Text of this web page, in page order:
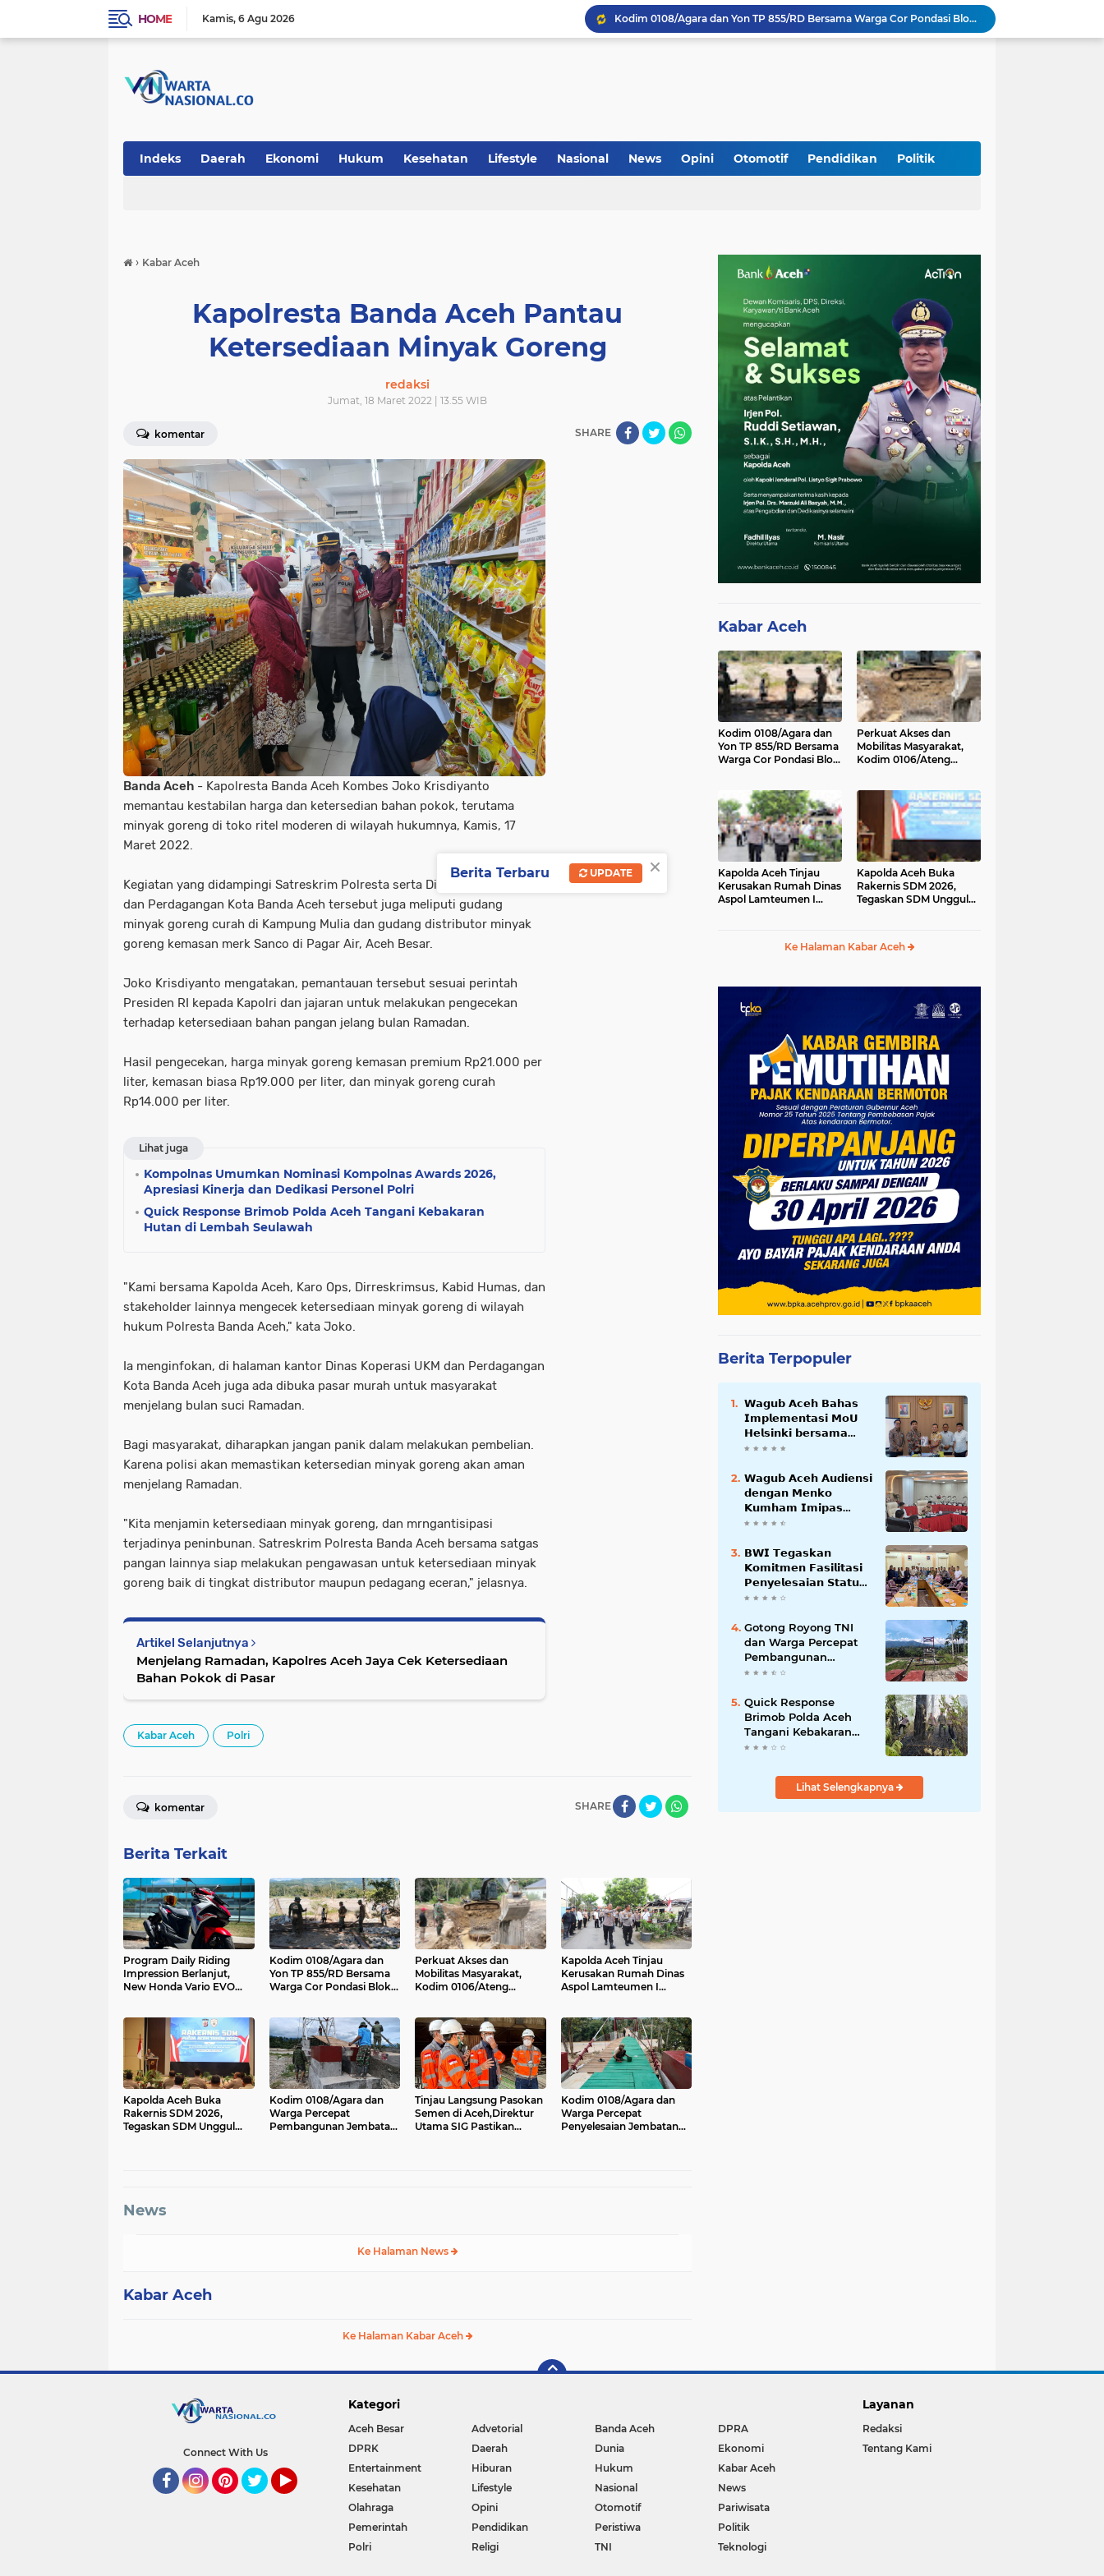
HOME Kamis 6 Agu 2026
Kodim 0108/Agara dan Yon TP 855/RD Bersama Warga Cor Pondasi Blok Angkur Jembatan Gantung di Ds. Lawe Ger Ger, Aceh Tenggara
Perkuat Akses dan Mobilitas Masyarakat, Kodim 0106/Ateng Dukung Pembangunan Jembatan Beton di Rusip Antara, Aceh Tengah
Babinsa Hadiri Rembuk Stunting, Perkuat Sinergi Wujudkan Generasi Sehat di Kuta Malaka
Indeks Daerah Ekonomi Hukum Kesehatan Lifestyle Nasional News Opini Otomotif Pendidikan Politik
› Kabar Aceh
Kapolresta Banda Aceh Pantau
Ketersediaan Minyak Goreng
redaksi
Jumat, 18 Maret 2022 | 13.55 WIB
komentar SHARE
Banda Aceh - Kapolresta Banda Aceh Kombes Joko Krisdiyanto
memantau kestabilan harga dan ketersedian bahan pokok, terutama
minyak goreng di toko ritel moderen di wilayah hukumnya, Kamis, 17
Maret 2022.
Kegiatan yang didampingi Satreskrim Polresta serta Dinas Koperasi UKM
dan Perdagangan Kota Banda Aceh tersebut juga meliputi gudang
minyak goreng curah di Kampung Mulia dan gudang distributor minyak
goreng kemasan merk Sanco di Pagar Air, Aceh Besar.
Joko Krisdiyanto mengatakan, pemantauan tersebut sesuai perintah
Presiden RI kepada Kapolri dan jajaran untuk melakukan pengecekan
terhadap ketersediaan bahan pangan jelang bulan Ramadan.
Hasil pengecekan, harga minyak goreng kemasan premium Rp21.000 per
liter, kemasan biasa Rp19.000 per liter, dan minyak goreng curah
Rp14.000 per liter.
Lihat juga
Kompolnas Umumkan Nominasi Kompolnas Awards 2026,
Apresiasi Kinerja dan Dedikasi Personel Polri
Quick Response Brimob Polda Aceh Tangani Kebakaran
Hutan di Lembah Seulawah
"Kami bersama Kapolda Aceh, Karo Ops, Dirreskrimsus, Kabid Humas, dan
stakeholder lainnya mengecek ketersediaan minyak goreng di wilayah
hukum Polresta Banda Aceh," kata Joko.
Ia menginfokan, di halaman kantor Dinas Koperasi UKM dan Perdagangan
Kota Banda Aceh juga ada dibuka pasar murah untuk masyarakat
menjelang bulan suci Ramadan.
Bagi masyarakat, diharapkan jangan panik dalam melakukan pembelian.
Karena polisi akan memastikan ketersedian minyak goreng akan aman
menjelang Ramadan.
"Kita menjamin ketersediaan minyak goreng, dan mrngantisipasi
terjadinya peninbunan. Satreskrim Polresta Banda Aceh bersama satgas
pangan lainnya siap melakukan pengawasan untuk ketersediaan minyak
goreng baik di tingkat distributor maupun pedagang eceran," jelasnya.
Artikel Selanjutnya
Menjelang Ramadan, Kapolres Aceh Jaya Cek Ketersediaan
Bahan Pokok di Pasar
Kabar Aceh Polri
SHARE
komentar
Berita Terkait
Program Daily Riding
Impression Berlanjut,
New Honda Vario EVO
Kodim 0108/Agara dan
Yon TP 855/RD Bersama
Warga Cor Pondasi Blok
Ger, Aceh Tenggara
Perkuat Akses dan
Mobilitas Masyarakat,
Kodim 0106/Ateng
Antara, Aceh Tengah
Kapolda Aceh Tinjau
Kerusakan Rumah Dinas
Aspol Lamteumen I
Kapolda Aceh Buka
Rakernis SDM 2026,
Tegaskan SDM Unggul
Kodim 0108/Agara dan
Warga Percepat
Pembangunan Jembatan
Tinjau Langsung Pasokan
Semen di Aceh,Direktur
Utama SIG Pastikan
Kodim 0108/Agara dan
Warga Percepat
Penyelesaian Jembatan
News
Ke Halaman News
Kabar Aceh
Ke Halaman Kabar Aceh
Kabar Aceh
Kodim 0108/Agara dan
Yon TP 855/RD Bersama
Warga Cor Pondasi Blok
Ger, Aceh Tenggara
Perkuat Akses dan
Mobilitas Masyarakat,
Kodim 0106/Ateng
Rusip Antara, Aceh
Tengah
Kapolda Aceh Tinjau
Kerusakan Rumah Dinas
Aspol Lamteumen I
Kapolda Aceh Buka
Rakernis SDM 2026,
Tegaskan SDM Unggul
Ke Halaman Kabar Aceh
Berita Terpopuler
𝗪𝗮𝗴𝘂𝗯 𝗔𝗰𝗲𝗵 𝗕𝗮𝗵𝗮𝘀
𝗜𝗺𝗽𝗹𝗲𝗺𝗲𝗻𝘁𝗮𝘀𝗶 𝗠𝗼𝗨
𝗛𝗲𝗹𝘀𝗶𝗻𝗸𝗶 𝗯𝗲𝗿𝘀𝗮𝗺𝗮
𝗦𝗲𝗸𝗿𝗲𝘁𝗮𝗿𝗶𝗮𝘁 𝗡𝗲𝗴𝗮𝗿𝗮
𝗪𝗮𝗴𝘂𝗯 𝗔𝗰𝗲𝗵 𝗔𝘂𝗱𝗶𝗲𝗻𝘀𝗶
𝗱𝗲𝗻𝗴𝗮𝗻 𝗠𝗲𝗻𝗸𝗼
𝗞𝘂𝗺𝗵𝗮𝗺 𝗜𝗺𝗶𝗽𝗮𝘀
𝗧𝗲𝗿𝗸𝗮𝗶𝘁 𝗦𝘁𝗮𝘁𝘂𝘀 𝗪𝗮𝗸𝗮𝗳
𝗕𝗪𝗜 𝗧𝗲𝗴𝗮𝘀𝗸𝗮𝗻
𝗞𝗼𝗺𝗶𝘁𝗺𝗲𝗻 𝗙𝗮𝘀𝗶𝗹𝗶𝘁𝗮𝘀𝗶
𝗣𝗲𝗻𝘆𝗲𝗹𝗲𝘀𝗮𝗶𝗮𝗻 𝗦𝘁𝗮𝘁𝘂𝘀
𝗪𝗮𝗸𝗮𝗳 𝗕𝗹𝗮𝗻𝗴 𝗣𝗮𝗱𝗮𝗻𝗴
Gotong Royong TNI
dan Warga Percepat
Pembangunan
Jembatan Gantung
Aceh Tenggara
Quick Response
Brimob Polda Aceh
Tangani Kebakaran
Hutan di Lembah
Lihat Selengkapnya
Connect With Us
Kategori
Aceh Besar Advetorial Banda Aceh
DPRA
DPRK
Daerah Dunia
Ekonomi
Entertainment
Hiburan Hukum
Kabar Aceh
Kesehatan
Lifestyle Nasional
News
Olahraga
Opini Otomotif
Pariwisata
Pemerintah
Pendidikan Peristiwa
Politik
Polri
Religi TNI Teknologi
Layanan
Redaksi
Tentang Kami
×
Berita Terbaru UPDATE